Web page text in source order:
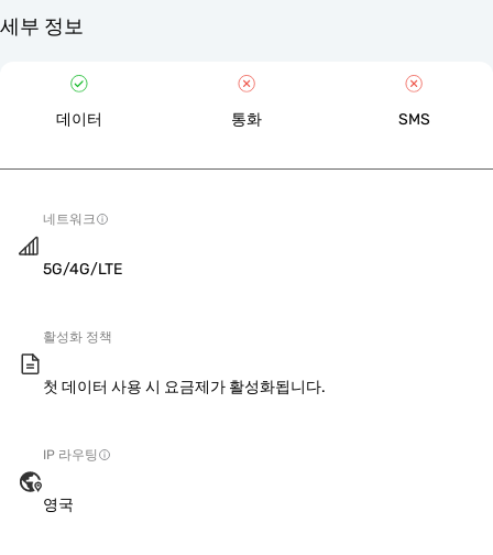
세부 정보
데이터 통화 SMS
네트워크
5G/4G/LTE
활성화 정책
첫 데이터 사용 시 요금제가 활성화됩니다.
IP 라우팅
영국